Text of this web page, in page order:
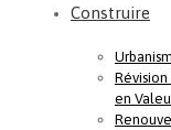
Construire
en